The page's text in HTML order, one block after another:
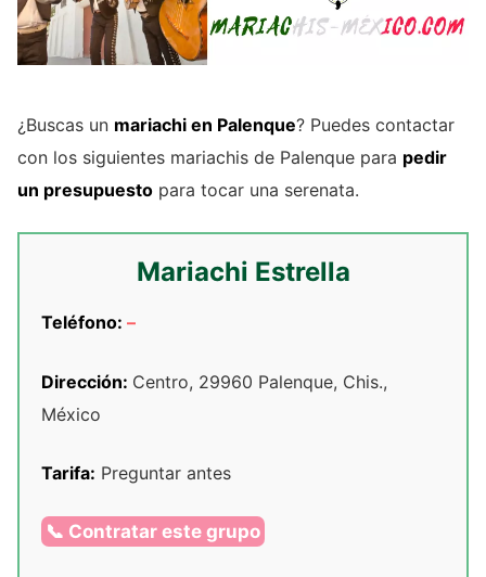
¿Buscas un mariachi en Palenque? Puedes contactar
con los siguientes mariachis de Palenque para pedir
un presupuesto para tocar una serenata.
Mariachi Estrella
Teléfono: –
Dirección: Centro, 29960 Palenque, Chis.,
México
Tarifa: Preguntar antes
📞 Contratar este grupo